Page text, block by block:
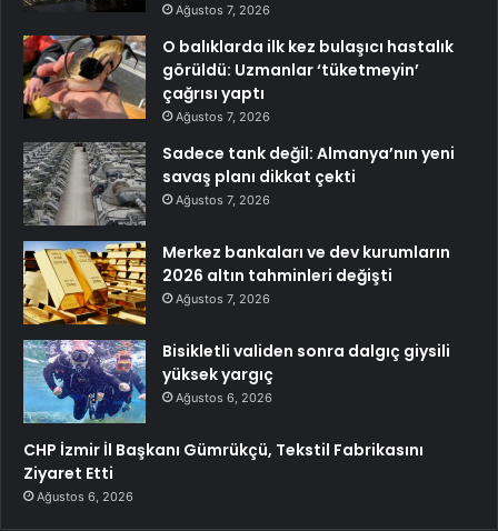
Ağustos 7, 2026
O balıklarda ilk kez bulaşıcı hastalık
görüldü: Uzmanlar ‘tüketmeyin’
çağrısı yaptı
Ağustos 7, 2026
Sadece tank değil: Almanya’nın yeni
savaş planı dikkat çekti
Ağustos 7, 2026
Merkez bankaları ve dev kurumların
2026 altın tahminleri değişti
Ağustos 7, 2026
Bisikletli validen sonra dalgıç giysili
yüksek yargıç
Ağustos 6, 2026
CHP İzmir İl Başkanı Gümrükçü, Tekstil Fabrikasını
Ziyaret Etti
Ağustos 6, 2026